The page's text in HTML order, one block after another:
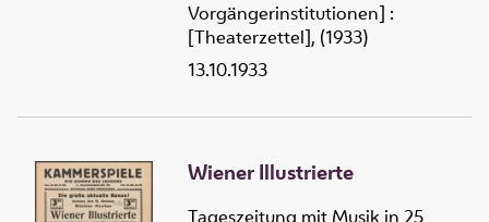
Vorgängerinstitutionen] :
[Theaterzettel], (1933)
13.10.1933
Wiener Illustrierte
Tageszeitung mit Musik in 25